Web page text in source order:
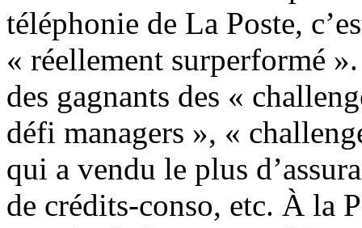
téléphonie de La Poste,
« réellement surperformé
des gagnants des «
défi managers », «
qui a vendu le plus
de crédits-conso, etc. À la